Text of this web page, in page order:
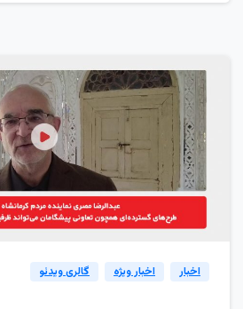
اخبار اخبار ویژه گالری ویدئو